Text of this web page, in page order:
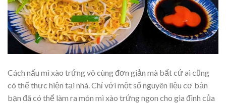
Cách nấu mì xào trứng vô cùng đơn giản mà bất cứ ai cũng
có thể thực hiện tại nhà. Chỉ với một số nguyên liệu cơ bản
bạn đã có thể làm ra món mì xào trứng ngon cho gia đình của